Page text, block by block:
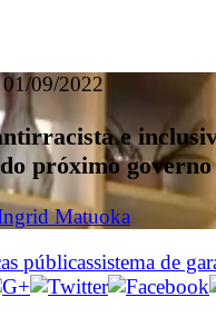
09/2022
e
próximo governo
Matuoka
públicassistema de